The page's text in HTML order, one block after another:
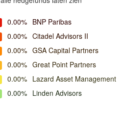
0.00% BNP Paribas
0.00% Citadel Advisors II
0.00% GSA Capital Partners
0.00% Great Point Partners
0.00% Lazard Asset Management
0.00% Linden Advisors